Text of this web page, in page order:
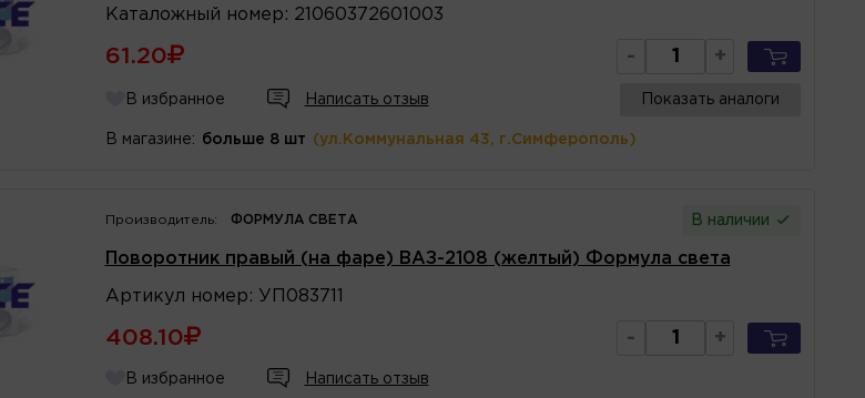
Каталожный номер : 21060372601003
61.20 - +
В избранное Написать отзыв Показать аналоги
В магазине: больше 8 шт (ул.Коммунальная 43, г.Симферополь)
Производитель: ФОРМУЛА СВЕТА В наличии
Поворотник правый (на фаре) ВАЗ-2108 (желтый) Формула света
Артикул номер : УП083711
408.10 - +
В избранное Написать отзыв